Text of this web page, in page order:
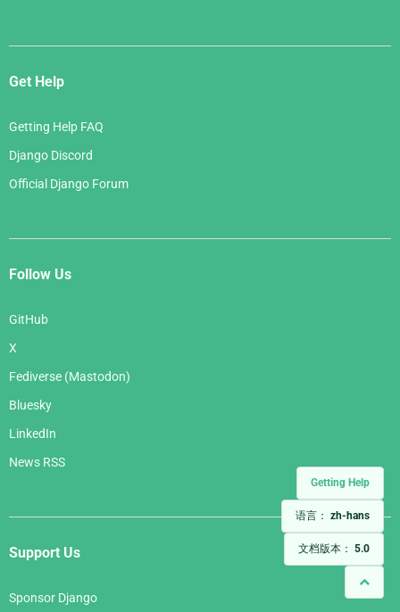
Getting Help
语言： zh-hans
文档版本： 5.0
Get Help
Getting Help FAQ
Django Discord
Official Django Forum
Follow Us
GitHub
X
Fediverse (Mastodon)
Bluesky
LinkedIn
News RSS
Support Us
Sponsor Django